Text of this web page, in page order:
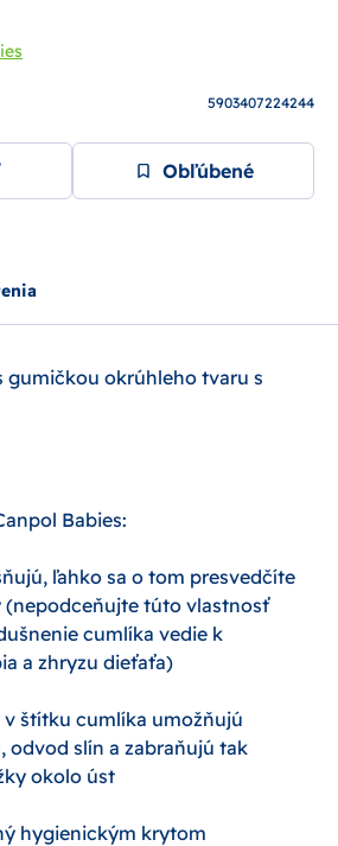
5903407224244
Obľúbené
gumičkou okrúhleho tvaru s
Babies:
ľahko sa o tom presvedčíte
túto vlastnosť
cumlíka vedie k
a zhryzu dieťaťa)
štítku cumlíka umožňujú
odvod slín a zabraňujú tak
okolo úst
hygienickým krytom